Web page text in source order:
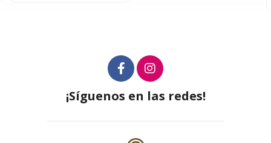
¡Síguenos en las redes!